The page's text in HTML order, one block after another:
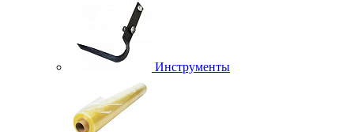
Инструменты